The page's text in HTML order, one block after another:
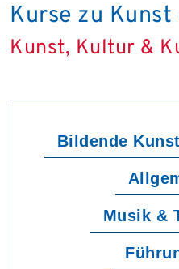
Kurse zu
Kunst, Kultur &
Bildende Kunst
Musik &